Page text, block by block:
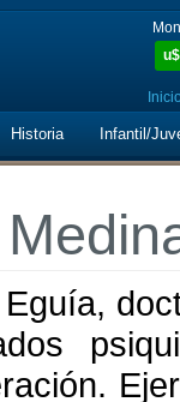
u$
Historia Infantil/